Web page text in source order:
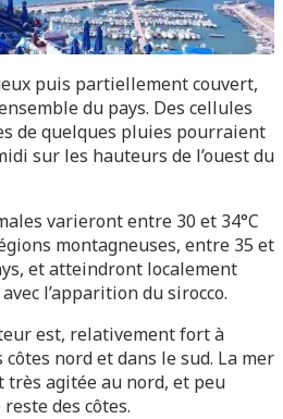
puis partiellement couvert,
du pays. Des cellules
de quelques pluies pourraient
sur les hauteurs de l’ouest du
varieront entre 30 et 34°C
montagneuses, entre 35 et
et atteindront localement
l’apparition du sirocco.
est, relativement fort à
nord et dans le sud. La mer
très agitée au nord, et peu
des côtes.